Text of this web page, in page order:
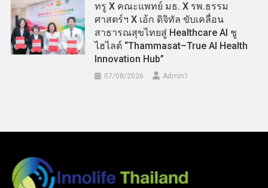
ทรู X คณะแพทย์ มธ. X รพ.ธรรม
ศาสตร์ฯ X เอ้ก ดิจิทัล ขับเคลื่อน
สาธารณสุขไทยสู่ Healthcare AI ชู
ไฮไลต์ “Thammasat–True AI Health
Innovation Hub”
07/08/2026 Admin​1